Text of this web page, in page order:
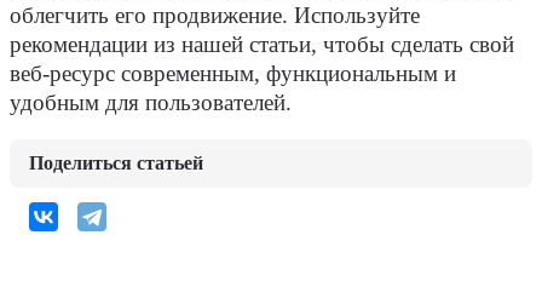
облегчить его продвижение. Используйте
рекомендации из нашей статьи, чтобы сделать свой
веб-ресурс современным, функциональным и
удобным для пользователей.
Поделиться статьей